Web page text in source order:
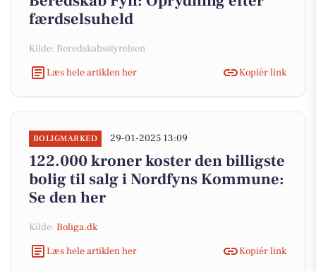
færdselsuheld
Kilde: Beredskabsstyrelsen
Læs hele artiklen her
Kopiér link
BOLIGMARKED 29-01-2025 13:09
122.000 kroner koster den billigste
bolig til salg i Nordfyns Kommune:
Se den her
Kilde: Boliga.dk
Læs hele artiklen her
Kopiér link